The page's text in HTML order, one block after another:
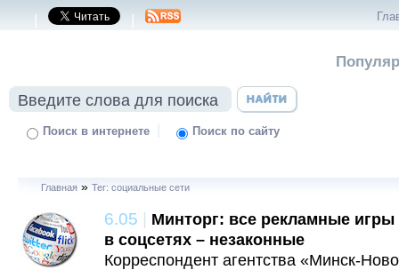
| |
Поиск в интернете | Поиск по сайту
Главная » Тег: социальные сети
6.05 | Минторг: все рекламные
в соцсетях – незаконные
Корреспондент агентства «Минск-